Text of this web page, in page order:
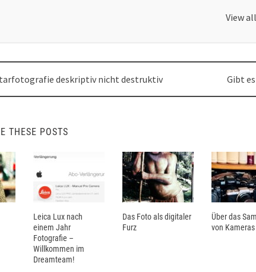
View
deskriptiv nicht destruktiv Gibt
THESE POSTS
Leica Lux nach
einem Jahr
Fotografie –
Willkommen im
Dreamteam!
Das Foto als digitaler
Furz
Über das
von Kameras